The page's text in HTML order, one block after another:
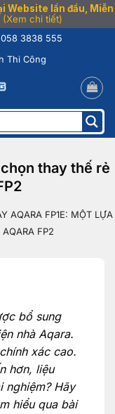
Website lần đầu, Miễn
(Xem chi tiết)
058 3838 555
Thi Công
thay thế rẻ
AQARA FP1E: MỘT LỰA
FP2
bổ sung
nhà Aqara.
xác cao.
hơn, liệu
nghiệm? Hãy
hiểu qua bài